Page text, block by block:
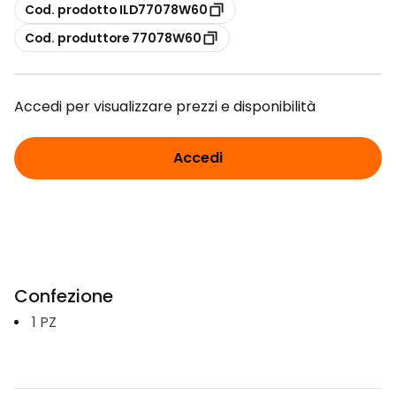
copia
Cod. prodotto ILD77078W60
copia
Cod. produttore 77078W60
Accedi per visualizzare prezzi e disponibilità
Accedi
Confezione
1 PZ